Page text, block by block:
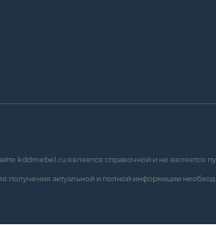
kddmebel.ru является справочной и не
актуальной и полной информации